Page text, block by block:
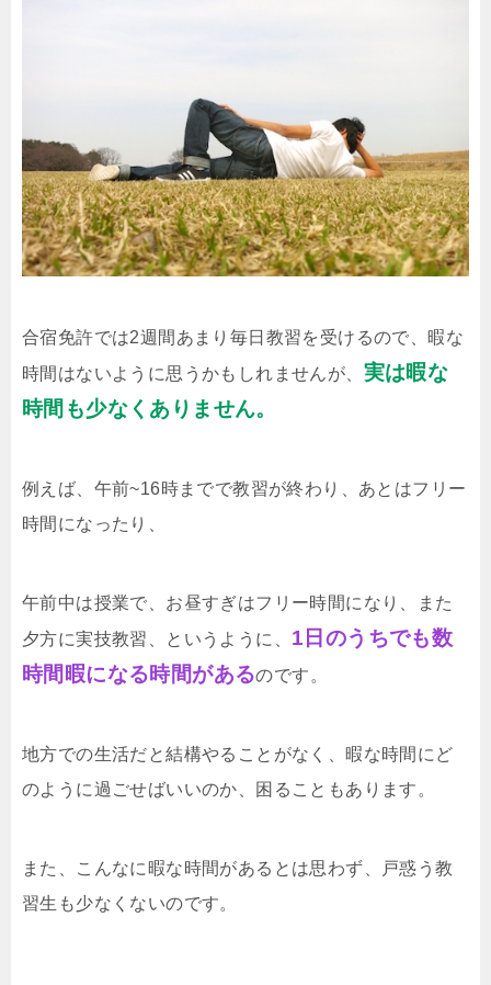
合宿免許では2週間あまり毎日教習を受けるので、暇な
時間はないように思うかもしれませんが、 実は暇な
時間も少なくありません。
例えば、午前~16時までで教習が終わり、あとはフリー
時間になったり、
午前中は授業で、お昼すぎはフリー時間になり、また
夕方に実技教習、というように、 1日のうちでも数
時間暇になる時間があるのです。
地方での生活だと結構やることがなく、暇な時間にど
のように過ごせばいいのか、困ることもあります。
また、こんなに暇な時間があるとは思わず、戸惑う教
習生も少なくないのです。